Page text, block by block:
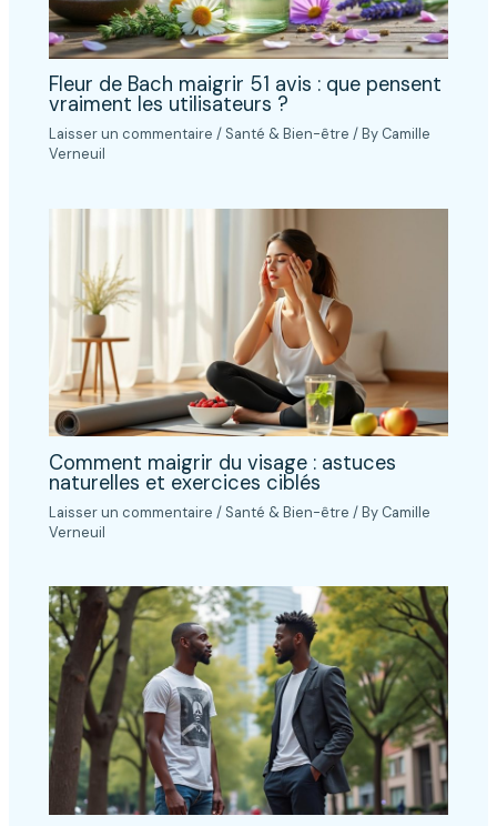
Fleur de Bach maigrir 51 avis : que pensent
vraiment les utilisateurs ?
Laisser un commentaire / Santé & Bien-être / By Camille
Verneuil
Comment maigrir du visage : astuces
naturelles et exercices ciblés
Laisser un commentaire / Santé & Bien-être / By Camille
Verneuil